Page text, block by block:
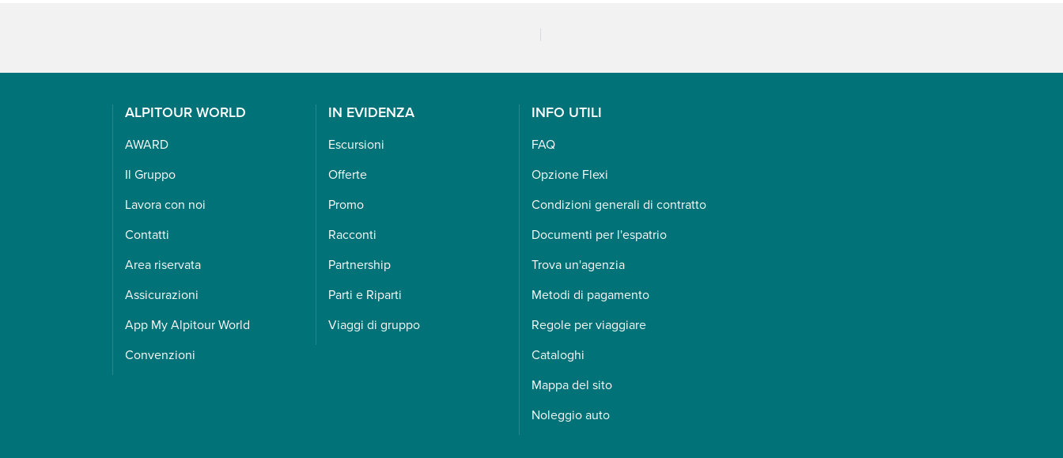
ALPITOUR WORLD
AWARD
Il Gruppo
Lavora con noi
Contatti
Area riservata
Assicurazioni
App My Alpitour World
Convenzioni
IN EVIDENZA
Escursioni
Offerte
Promo
Racconti
Partnership
Parti e Riparti
Viaggi di gruppo
INFO UTILI
FAQ
Opzione Flexi
Condizioni generali di contratto
Documenti per l'espatrio
Trova un'agenzia
Metodi di pagamento
Regole per viaggiare
Cataloghi
Mappa del sito
Noleggio auto